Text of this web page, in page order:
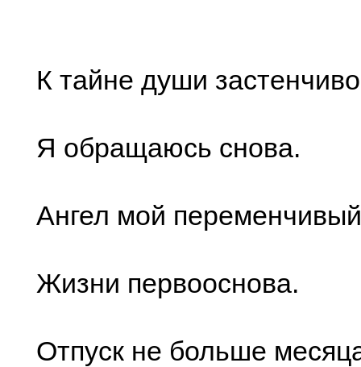
К тайне души
Я обращаюсь снова.
Ангел мой
Жизни первооснова.
Отпуск не больше